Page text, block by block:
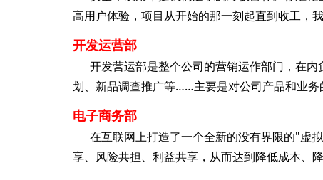
高用户体验，项目从开始的那一刻起直到收工，
开发运营部
开发营运部是整个公司的营销运作部门，在内
划、新品调查推广等……主要是对公司产品和业务
电子商务部
在互联网上打造了一个全新的没有界限的"虚
享、风险共担、利益共享，从而达到降低成本、